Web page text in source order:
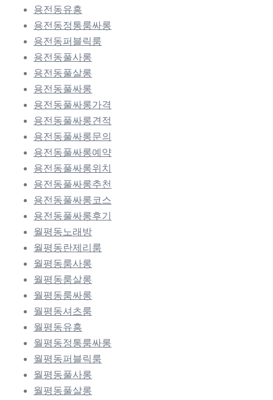
용전동유흥
용전동정통룸싸롱
용전동퍼블릭룸
용전동풀사롱
용전동풀살롱
용전동풀싸롱
용전동풀싸롱가격
용전동풀싸롱견적
용전동풀싸롱문의
용전동풀싸롱예약
용전동풀싸롱위치
용전동풀싸롱추천
용전동풀싸롱코스
용전동풀싸롱후기
월평동노래방
월평동란제리룸
월평동룸사롱
월평동룸살롱
월평동룸싸롱
월평동셔츠룸
월평동유흥
월평동정통룸싸롱
월평동퍼블릭룸
월평동풀사롱
월평동풀살롱